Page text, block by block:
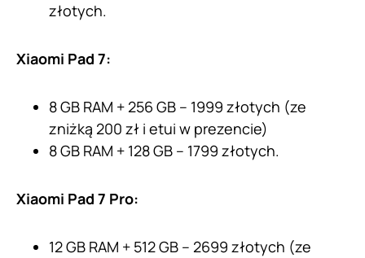
złotych.
Xiaomi Pad 7:
8 GB RAM + 256 GB – 1999 złotych (ze
zniżką 200 zł i etui w prezencie)
8 GB RAM + 128 GB – 1799 złotych.
Xiaomi Pad 7 Pro:
12 GB RAM + 512 GB – 2699 złotych (ze